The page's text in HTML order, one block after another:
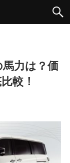
力は？価
較！